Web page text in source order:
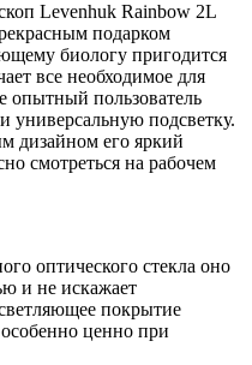
Levenhuk Rainbow 2L
подарком
биологу пригодится
все необходимое для
опытный пользователь
универсальную подсветку.
дизайном его яркий
смотреться на рабочем
оптического стекла оно
и не искажает
покрытие
ценно при